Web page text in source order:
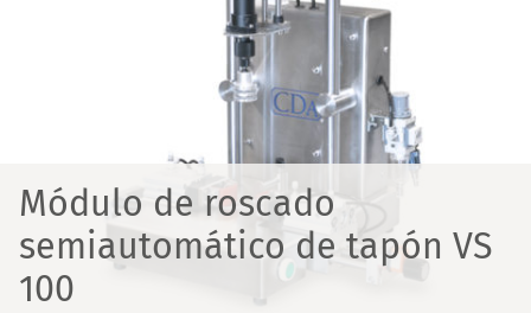
Módulo de roscado
semiautomático de tapón VS
100